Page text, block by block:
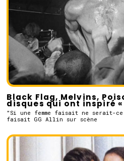
Black Flag, Melvins,
disques qui ont inspiré
"Si une femme faisait ne serait-
faisait GG Allin sur scène